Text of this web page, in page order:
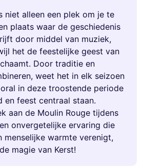
niet alleen een plek om je te
plaats waar de geschiedenis
door middel van muziek,
het de feestelijke geest van
Door traditie en
weet het in elk seizoen
in deze troostende periode
en feest centraal staan.
aan de Moulin Rouge tijdens
onvergetelijke ervaring die
menselijke warmte verenigt,
magie van Kerst!